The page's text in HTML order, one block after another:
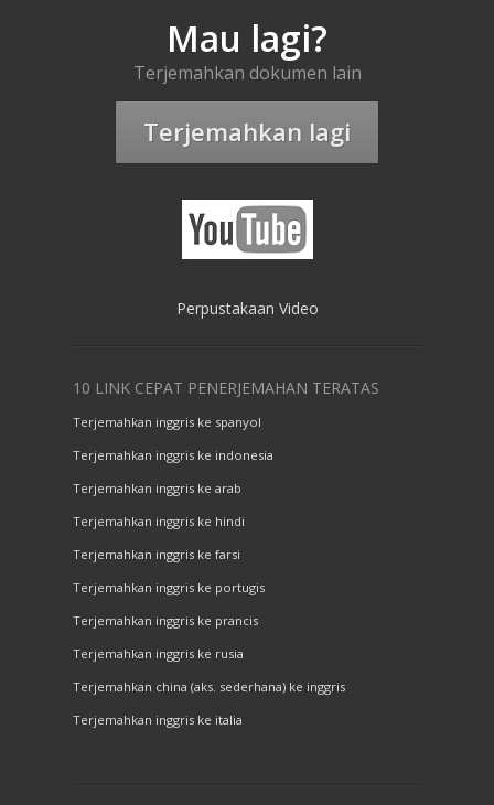
Mau lagi?
Terjemahkan dokumen lain
Terjemahkan lagi
Perpustakaan Video
10 LINK CEPAT PENERJEMAHAN TERATAS
Terjemahkan inggris ke spanyol
Terjemahkan inggris ke indonesia
Terjemahkan inggris ke arab
Terjemahkan inggris ke hindi
Terjemahkan inggris ke farsi
Terjemahkan inggris ke portugis
Terjemahkan inggris ke prancis
Terjemahkan inggris ke rusia
Terjemahkan china (aks. sederhana) ke inggris
Terjemahkan inggris ke italia